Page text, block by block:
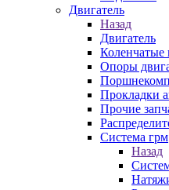
Двигатель
Назад
Двигатель
Коленчатые
Опоры
Прокладки
Прочие
Система грм
Назад